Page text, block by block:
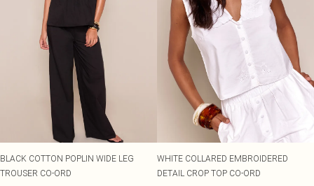
BLACK COTTON POPLIN WIDE LEG
TROUSER CO-ORD
WHITE COLLARED EMBROIDERED
DETAIL CROP TOP CO-ORD